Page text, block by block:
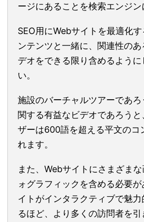
ージにあることを検索エンジン
SEO用にWebサイトを最適化
ンテンツと一緒に、関連性の
デオをできる限り含めるように
い。
施設のバーチャルツアーであろ
関する有益なビデオであろう
ザーは600語を超える平文のコ
れます。
また、Webサイトにさまざま
ォグラフィックを含める必要
イトがインタラクティブで魅
るほど、より多くの訪問者を